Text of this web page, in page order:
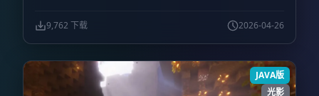
择。9,762 下载 2026-04-26
JAVA版
光影